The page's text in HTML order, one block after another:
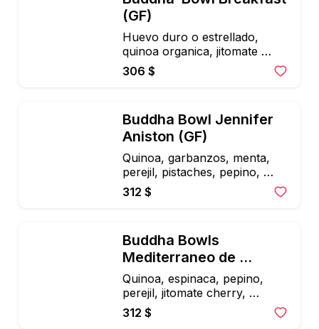
(GF)
Huevo duro o estrellado,
quinoa organica, jitomate
cherry, camote, espinaca,
aguacate, queso feta,
306 $
Buddha Bowl Jennifer
Aniston (GF)
Quinoa, garbanzos, menta,
perejil, pistaches, pepino,
queso feta, cebolla morada,
aceite de oliva y limon
312 $
Buddha Bowls
Mediterraneo de
Garbanzo (V)(GF)
Quinoa, espinaca, pepino,
perejil, jitomate cherry,
aceitunas y queso feta,
microgreens y vinagreta
312 $